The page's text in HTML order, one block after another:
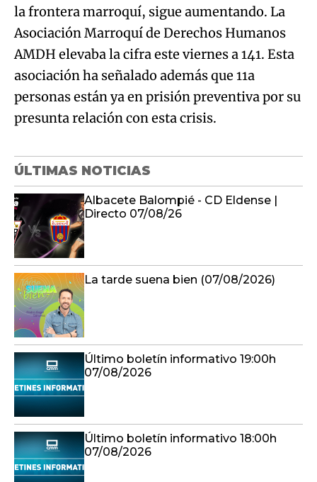
la frontera marroquí, sigue aumentando. La
Asociación Marroquí de Derechos Humanos
AMDH elevaba la cifra este viernes a 141. Esta
asociación ha señalado además que 11a
personas están ya en prisión preventiva por su
presunta relación con esta crisis.
ÚLTIMAS NOTICIAS
Albacete Balompié - CD Eldense |
Directo 07/08/26
La tarde suena bien (07/08/2026)
Último boletín informativo 19:00h
07/08/2026
Último boletín informativo 18:00h
07/08/2026